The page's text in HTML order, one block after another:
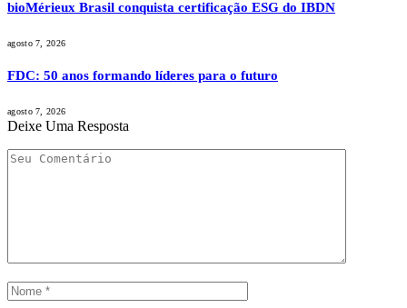
bioMérieux Brasil conquista certificação ESG do IBDN
agosto 7, 2026
FDC: 50 anos formando líderes para o futuro
agosto 7, 2026
Deixe Uma Resposta